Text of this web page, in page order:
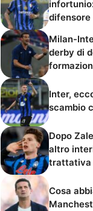
difensore
Milan-
derby di
Inter,
scambio
Dopo
altro
trattativa
Cosa